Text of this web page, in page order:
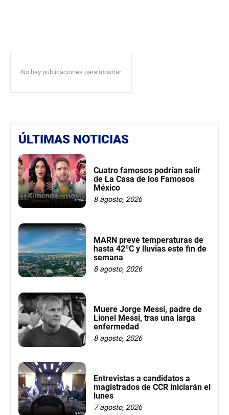
No hay publicaciones para mostrar
ÚLTIMAS NOTICIAS
Cuatro famosos podrían salir
de La Casa de los Famosos
México
8 agosto, 2026
MARN prevé temperaturas de
hasta 42ºC y lluvias este fin de
semana
8 agosto, 2026
Muere Jorge Messi, padre de
Lionel Messi, tras una larga
enfermedad
8 agosto, 2026
Entrevistas a candidatos a
magistrados de CCR iniciarán el
lunes
7 agosto, 2026